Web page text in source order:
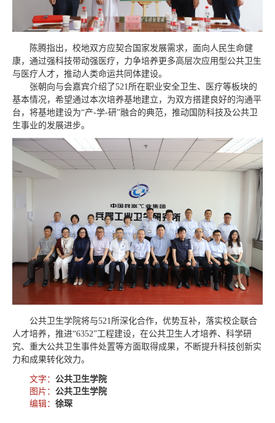
陈腾指出，校地双方应契合国家发展需求，面向人民生命健
康，通过强科技带动强医疗，力争培养更多高层次应用型公共卫生
与医疗人才，推动人类命运共同体建设。
张朝向与会嘉宾介绍了521所在职业安全卫生、医疗等板块的
基本情况，希望通过本次培养基地建立，为双方搭建良好的沟通平
台，将基地建设为“产-学-研”融合的典范，推动国防科技及公共卫
生事业的发展进步。
公共卫生学院将与521所深化合作，优势互补，落实校企联合
人才培养，推进“6352”工程建设，在公共卫生人才培养、科学研
究、重大公共卫生事件处置等方面取得成果，不断提升科技创新实
力和成果转化效力。
文字： 公共卫生学院
图片： 公共卫生学院
编辑： 徐琛